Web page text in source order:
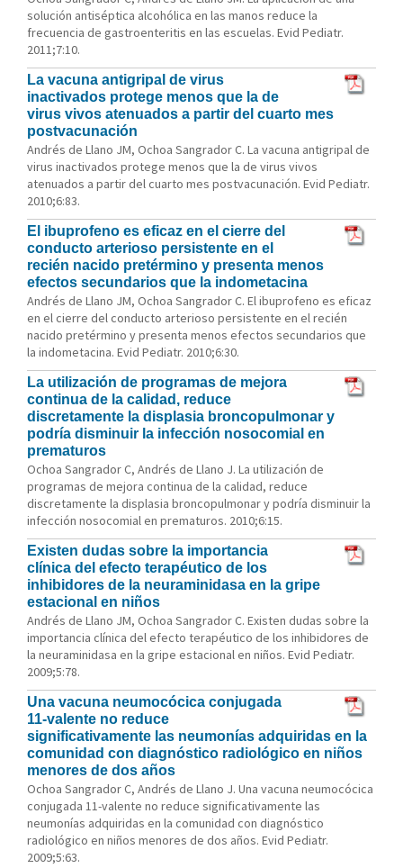
solución antiséptica alcohólica en las manos reduce la
frecuencia de gastroenteritis en las escuelas. Evid Pediatr.
2011;7:10.
La vacuna antigripal de virus
inactivados protege menos que la de
virus vivos atenuados a partir del cuarto mes
postvacunación
Andrés de Llano JM, Ochoa Sangrador C. La vacuna antigripal de
virus inactivados protege menos que la de virus vivos
atenuados a partir del cuarto mes postvacunación. Evid Pediatr.
2010;6:83.
El ibuprofeno es eficaz en el cierre del
conducto arterioso persistente en el
recién nacido pretérmino y presenta menos
efectos secundarios que la indometacina
Andrés de Llano JM, Ochoa Sangrador C. El ibuprofeno es eficaz
en el cierre del conducto arterioso persistente en el recién
nacido pretérmino y presenta menos efectos secundarios que
la indometacina. Evid Pediatr. 2010;6:30.
La utilización de programas de mejora
continua de la calidad, reduce
discretamente la displasia broncopulmonar y
podría disminuir la infección nosocomial en
prematuros
Ochoa Sangrador C, Andrés de Llano J. La utilización de
programas de mejora continua de la calidad, reduce
discretamente la displasia broncopulmonar y podría disminuir la
infección nosocomial en prematuros. 2010;6:15.
Existen dudas sobre la importancia
clínica del efecto terapéutico de los
inhibidores de la neuraminidasa en la gripe
estacional en niños
Andrés de Llano JM, Ochoa Sangrador C. Existen dudas sobre la
importancia clínica del efecto terapéutico de los inhibidores de
la neuraminidasa en la gripe estacional en niños. Evid Pediatr.
2009;5:78.
Una vacuna neumocócica conjugada
11-valente no reduce
significativamente las neumonías adquiridas en la
comunidad con diagnóstico radiológico en niños
menores de dos años
Ochoa Sangrador C, Andrés de Llano J. Una vacuna neumocócica
conjugada 11-valente no reduce significativamente las
neumonías adquiridas en la comunidad con diagnóstico
radiológico en niños menores de dos años. Evid Pediatr.
2009;5:63.